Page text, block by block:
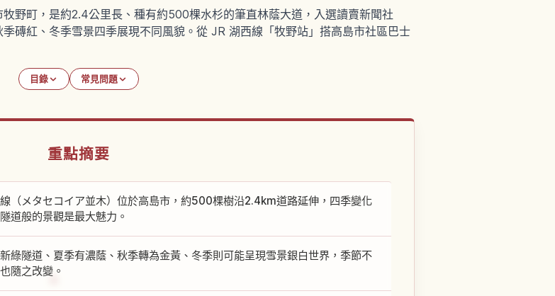
野町，是約2.4公里長、種有約500棵水杉的筆直林蔭大道，入選讀賣新聞社
磚紅、冬季雪景四季展現不同風貌。從 JR 湖西線「牧野站」搭高島市社區巴士
目錄 常見問題
重點摘要
（メタセコイア並木）位於高島市，約500棵樹沿2.4km道路延伸，四季變化
道般的景觀是最大魅力。
綠隧道、夏季有濃蔭、秋季轉為金黃、冬季則可能呈現雪景銀白世界，季節不
隨之改變。